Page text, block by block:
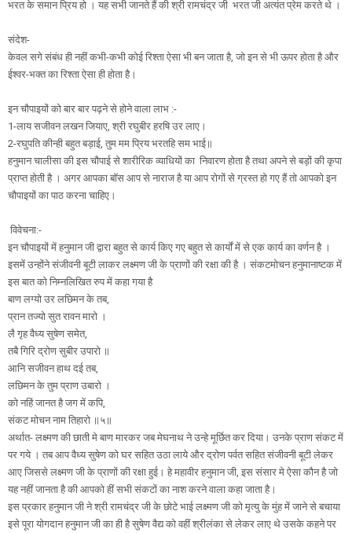
भरत के समान प्रिय हो । यह सभी जानते हैं की श्री रामचंद्र जी भरत जी अत्यंत प्रेम करते थे ।
संदेश-
केवल सगे संबंध ही नहीं कभी-कभी कोई रिश्ता ऐसा भी बन जाता है, जो इन से भी ऊपर होता है और
ईश्वर-भक्त का रिश्ता ऐसा ही होता है।
इन चौपाइयों को बार बार पढ़ने से होने वाला लाभ :-
1-लाय सजीवन लखन जियाए, श्री रघुबीर हरषि उर लाए।
2-रघुपति कीन्ही बहुत बड़ाई, तुम मम प्रिय भरतहि सम भाई॥
हनुमान चालीसा की इस चौपाई से शारीरिक व्याधियों का निवारण होता है तथा अपने से बड़ों की कृपा
प्राप्त होती है । अगर आपका बॉस आप से नाराज है या आप रोगों से ग्रस्त हो गए हैं तो आपको इन
चौपाइयों का पाठ करना चाहिए।
विवेचना:-
इन चौपाइयों में हनुमान जी द्वारा बहुत से कार्य किए गए बहुत से कार्यों में से एक कार्य का वर्णन है ।
इसमें उन्होंने संजीवनी बूटी लाकर लक्ष्मण जी के प्राणों की रक्षा की है । संकटमोचन हनुमानाष्टक में
इस बात को निम्नलिखित रुप में कहा गया है
बाण लग्यो उर लछिमन के तब,
प्रान तज्यो सुत रावन मारो ।
लै गृह वैध्य सुषेण समेत,
तबै गिरि द्रोण सुबीर उपारो ॥
आनि सजीवन हाथ दई तब,
लछिमन के तुम प्राण उबारो ।
को नहिं जानत है जग में कपि,
संकट मोचन नाम तिहारो ॥५॥
अर्थात- लक्ष्मण की छाती मे बाण मारकर जब मेघनाथ ने उन्हे मूर्छित कर दिया। उनके प्राण संकट में
पर गये । तब आप वैध्य सुषेण को घर सहित उठा लाये और द्रोण पर्वत सहित संजीवनी बूटी लेकर
आए जिससे लक्ष्मण जी के प्राणों की रक्षा हुई। हे महावीर हनुमान जी, इस संसार मे ऐसा कौन है जो
यह नहीं जानता है की आपको हीं सभी संकटों का नाश करने वाला कहा जाता है।
इस प्रकार हनुमान जी ने श्री रामचंद्र जी के छोटे भाई लक्ष्मण जी को मृत्यु के मुंह में जाने से बचाया
इसे पूरा योगदान हनुमान जी का ही है सुषेण वैद्य को वहीं श्रीलंका से लेकर लाए थे उसके कहने पर